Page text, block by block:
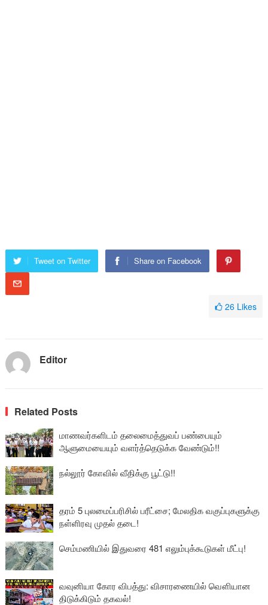
Tweet on Twitter Share on Facebook
26 Likes
Editor
Related Posts
மாணவர்களிடம் தலைமைத்துவப் பண்பையும்
ஆளுமையையும் வளர்த்தெடுக்க வேண்டும்!!
நல்லூர் கோவில் வீதிக்கு பூட்டு!!
தரம் 5 புலமைப்பரிசில் பரீட்சை; மேலதிக வகுப்புகளுக்கு
நள்ளிரவு முதல் தடை!
செம்மணியில் இதுவரை 481 எலும்புக்கூடுகள் மீட்பு!
வவுனியா கோர விபத்து: விசாரணையில் வௌியான
திடுக்கிடும் தகவல்!